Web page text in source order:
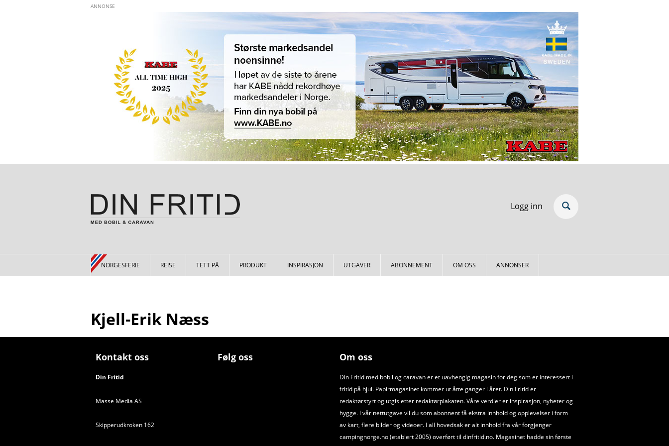
Logg inn
NORGESFERIE REISE TETT PÅ PRODUKT INSPIRASJON UTGAVER ABONNEMENT OM OSS ANNONSER
Kjell-Erik Næss
Kontakt oss
Din Fritid
Masse Media AS
Skipperudkroken 162
Følg oss Om oss
Din Fritid med bobil og caravan er et uavhengig magasin for deg som er interessert i
fritid på hjul. Papirmagasinet kommer ut åtte ganger i året. Din Fritid er
redaktørstyrt og utgis etter redaktørplakaten. Våre verdier er inspirasjon, nyheter og
hygge. I vår nettutgave vil du som abonnent få ekstra innhold og opplevelser i form
av kart, flere bilder og videoer. I all hovedsak er alt innhold fra vår forgjenger
campingnorge.no (etablert 2005) overført til dinfritid.no. Magasinet hadde sin første